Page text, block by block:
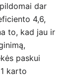
dar
4,6,
to, kad jau ir
paskui
karto